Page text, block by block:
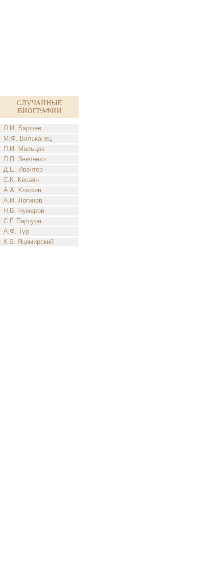
Случайные
биографии
Я.И. Баршев
М.Ф. Вильканец
П.И. Мальцов
П.П. Зенченко
Д.Е. Ивантер
С.К. Кесаян
А.А. Клишин
А.И. Логинов
Н.В. Нумеров
С.Г. Парпура
А.Ф. Тур
К.Б. Яцимирский